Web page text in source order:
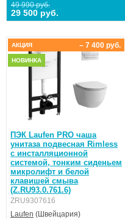
49 990 руб.
29 500 руб.
ПЭК Laufen PRO чаша
унитаза подвесная Rimless
с инсталляционной
системой, тонким сиденьем
микролифт и белой
клавишей смыва
(Z.RU93.0.761.6)
ZRU9307616
Laufen (Швейцария)
– 7 400 руб.
АКЦИЯ
НОВИНКА